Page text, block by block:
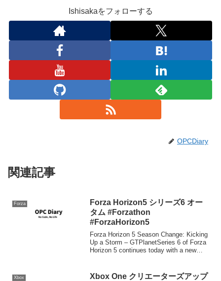
Ishisakaをフォローする
OPCDiary
関連記事
Forza
Forza Horizon5 シリーズ6 オー
タム #Forzathon
#ForzaHorizon5
Forza Horizon 5 Season Change: Kicking
Up a Storm – GTPlanetSeries 6 of Forza
Horizon 5 continues today with a new
Xbox
Xbox One クリエーターズアップ